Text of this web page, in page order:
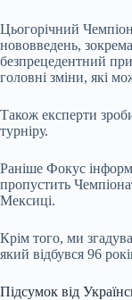
Цьогорічний
нововведень,
безпрецедентний
головні зміни, які
Також експерти
турніру.
Раніше Фокус
пропустить
Мексиці.
Крім того, ми
який відбувся 96
Підсумок від